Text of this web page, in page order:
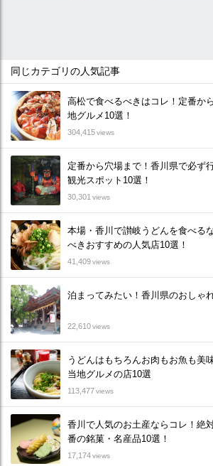
同じカテゴリの人気記事
高松で食べるべきはコレ！定番か
地グルメ10選！
304,415views
定番から穴場まで！香川県で必ず
観光スポット10選！
30,301 views
本場・香川で讃岐うどんを食べる
べきおすすめの人気店10選！
41,409views
泊まってみたい！香川県のおしゃ
22,610views
うどんはもちろんお肉もお魚も美
当地グルメの店10選
113,477views
香川で人気のお土産ならコレ！絶
番の銘菓・名産品10選！
17,174views